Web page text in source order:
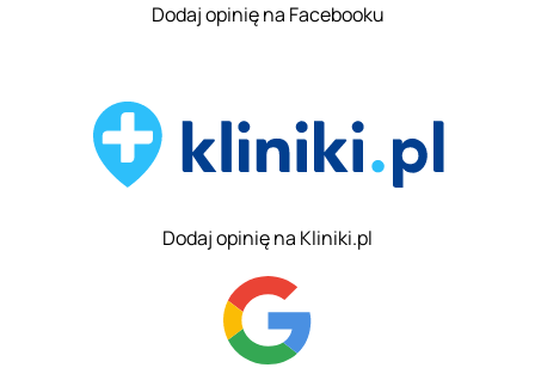
Dodaj opinię na Facebooku
Dodaj opinię na Kliniki.pl